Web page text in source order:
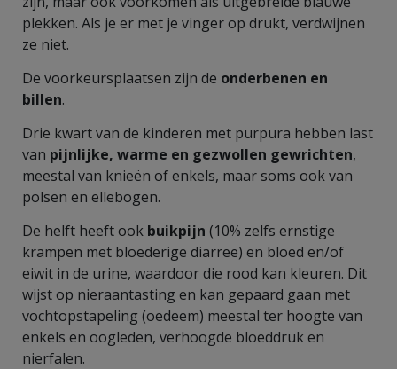
plekken. Als je er met je vinger op drukt, verdwijnen
ze niet.
De voorkeursplaatsen zijn de onderbenen en
billen.
Drie kwart van de kinderen met purpura hebben last
van pijnlijke, warme en gezwollen gewrichten,
meestal van knieën of enkels, maar soms ook van
polsen en ellebogen.
De helft heeft ook buikpijn (10% zelfs ernstige
krampen met bloederige diarree) en bloed en/of
eiwit in de urine, waardoor die rood kan kleuren. Dit
wijst op nieraantasting en kan gepaard gaan met
vochtopstapeling (oedeem) meestal ter hoogte van
enkels en oogleden, verhoogde bloeddruk en
nierfalen.